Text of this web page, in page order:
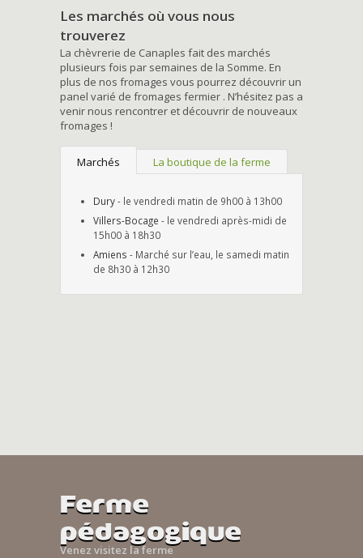
Les marchés où vous nous
trouverez
La chèvrerie de Canaples fait des marchés
plusieurs fois par semaines de la Somme. En
plus de nos fromages vous pourrez découvrir un
panel varié de fromages fermier . N’hésitez pas a
venir nous rencontrer et découvrir de nouveaux
fromages !
Marchés La boutique de la ferme
Dury- le vendredi matin de 9h00 à 13h00
Villers-Bocage - le vendredi après-midi de
15h00 à 18h30
Amiens - Marché sur l’eau, le samedi matin
de 8h30 à 12h30
Ferme
pédagogique
Venez visitez la ferme